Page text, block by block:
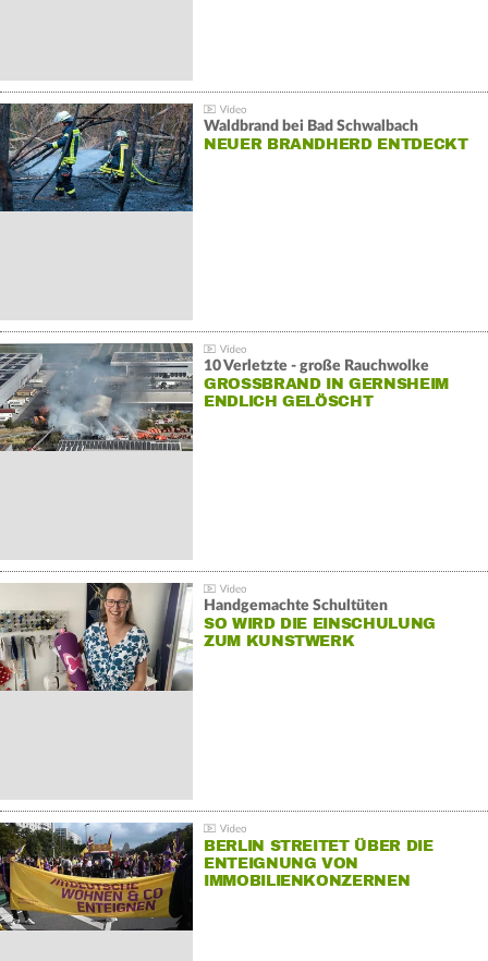
Waldbrand bei Bad Schwalbach
NEUER BRANDHERD ENTDECKT
10 Verletzte - große Rauchwolke
GROSSBRAND IN GERNSHEIM E
NDLICH GELÖSCHT
Handgemachte Schultüten
SO WIRD DIE EINSCHULUNG
ZUM KUNSTWERK
BERLIN STREITET ÜBER DIE
ENTEIGNUNG VON
IMMOBILIENKONZERNEN